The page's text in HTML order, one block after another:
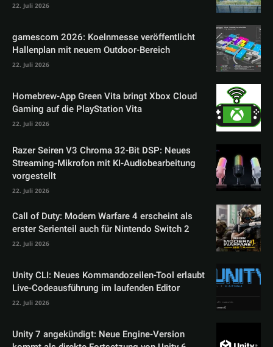
22. Juli 2026
gamescom 2026: Koelnmesse veröffentlicht
Hallenplan mit neuem Outdoor-Bereich
22. Juli 2026
Homebrew-App Green Vita bringt Xbox Cloud
Gaming auf die PlayStation Vita
22. Juli 2026
Razer Seiren V3 Chroma 32-Bit DSP: Neues
Streaming-Mikrofon mit KI-Audiobearbeitung
vorgestellt
22. Juli 2026
Call of Duty: Modern Warfare 4 erscheint als
erster Serienteil auch für Nintendo Switch 2
22. Juli 2026
Unity CLI: Neues Kommandozeilen-Tool erlaubt
Live-Codeausführung im laufenden Editor
22. Juli 2026
Unity 7 angekündigt: Neue Engine-Version